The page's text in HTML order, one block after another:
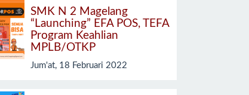
SMK N 2 Magelang
“Launching” EFA POS, TEFA
Program Keahlian
MPLB/OTKP
Jum'at, 18 Februari 2022